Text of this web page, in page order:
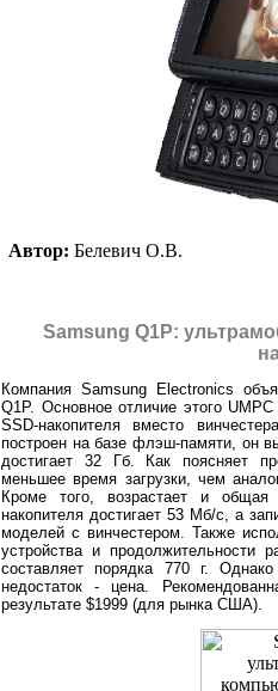
Автор: Белевич О.В.
Samsung Q1P:
Компания Samsung Electronics
Q1P. Основное отличие этого
SSD-накопителя вместо
построен на базе флэш-памяти, он
достигает 32 Гб. Как поясняет
меньшее время загрузки, чем
Кроме того, возрастает и общая
накопителя достигает 53 Мб/с, а
моделей с винчестером. Также
устройства и продолжительности
составляет порядка 770 г.
недостаток - цена.
результате $1999 (для рынка США).